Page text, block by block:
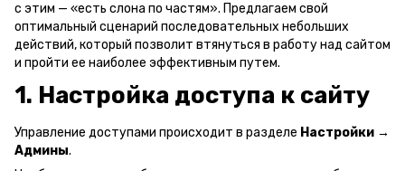
с этим — «есть слона по частям». Предлагаем свой
оптимальный сценарий последовательных небольших
действий, который позволит втянуться в работу над сайтом
и пройти ее наиболее эффективным путем.
1. Настройка доступа к сайту
Управление доступами происходит в разделе Настройки →
Админы.